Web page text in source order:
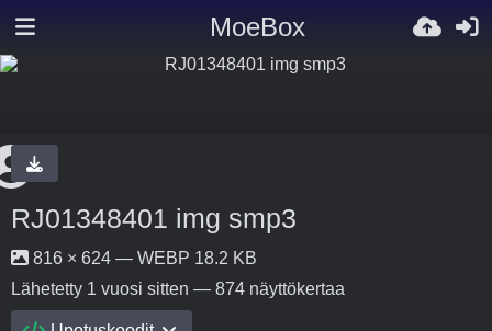
MoeBox
RJ01348401 img smp3
816 × 624 — WEBP 18.2 KB
Lähetetty 1 vuosi sitten — 874 näyttökertaa